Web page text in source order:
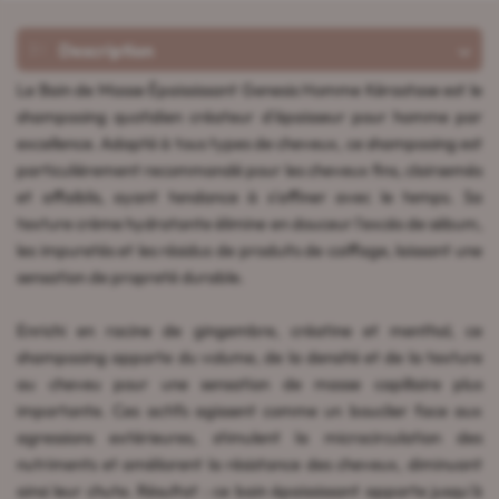
Description
Le Bain de Masse Épaississant Genesis Homme Kérastase est le
shampooing quotidien créateur d'épaisseur pour homme par
excellence. Adapté à tous types de cheveux, ce shampooing est
particulièrement recommandé pour les cheveux fins, clairsemés
et affaiblis, ayant tendance à s'affiner avec le temps. Sa
texture crème hydratante élimine en douceur l'excès de sébum,
les impuretés et les résidus de produits de coiffage, laissant une
sensation de propreté durable.
Enrichi en racine de gingembre, créatine et menthol, ce
shampooing apporte du volume, de la densité et de la texture
au cheveu pour une sensation de masse capillaire plus
importante. Ces actifs agissent comme un bouclier face aux
agressions extérieures, stimulent la microcirculation des
nutriments et améliorent la résistance des cheveux, diminuant
ainsi leur chute. Résultat : ce bain épaississant apporte jusqu'à